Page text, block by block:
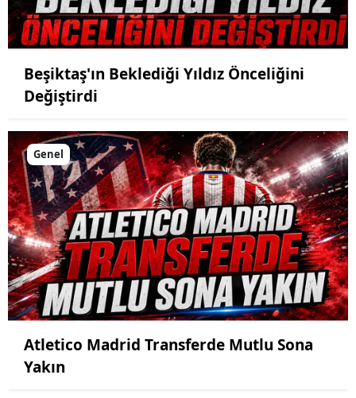
Beşiktaş'ın Beklediği Yıldız Önceliğini
Değiştirdi
Genel
Atletico Madrid Transferde Mutlu Sona
Yakın